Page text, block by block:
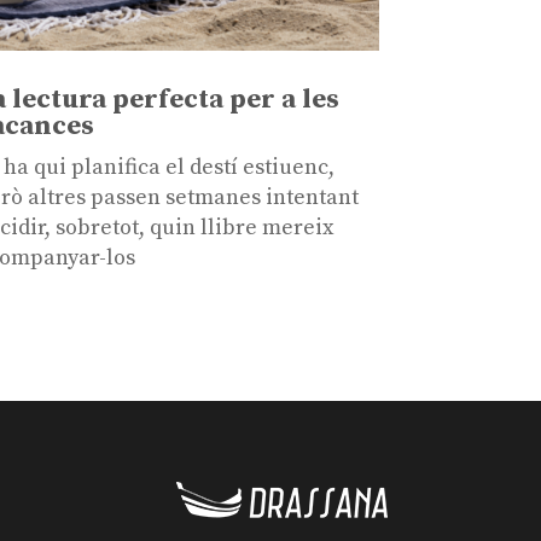
lectura perfecta per a les
qui planifica el destí estiuenc,
altres passen setmanes intentant
sobretot, quin llibre mereix
los